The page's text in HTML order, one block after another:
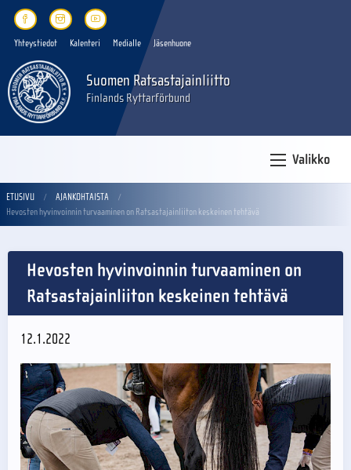
Yhteystiedot Kalenteri Medialle Jäsenhuone
Suomen Ratsastajainliitto
Finlands Ryttarförbund
Valikko
ETUSIVU
AJANKOHTAISTA
Hevosten hyvinvoinnin turvaaminen on Ratsastajainliiton keskeinen tehtävä
Hevosten hyvinvoinnin turvaaminen on
Ratsastajainliiton keskeinen tehtävä
12.1.2022